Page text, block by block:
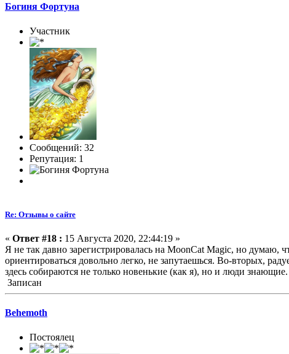
Богиня Фортуна
Участник
Сообщений: 32
Репутация: 1
Re: Отзывы о сайте
« Ответ #18 : 15 Августа 2020, 22:44:19 »
Я не так давно зарегистрировалась на MoonCat Magic, но думаю,
ориентироваться довольно легко, не запутаешься. Во-вторых,
здесь собираются не только новенькие (как я), но и люди знающие.
Записан
Behemoth
Постоялец